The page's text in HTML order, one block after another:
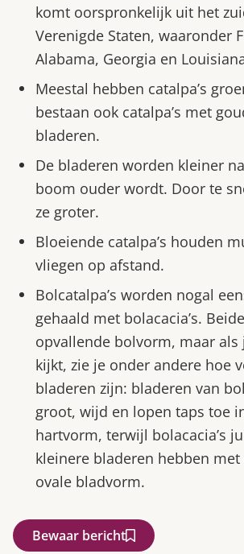
komt oorspronkelijk uit het
Verenigde Staten, waaronder
Alabama, Georgia en
Meestal hebben catalpa’s
bestaan ook catalpa’s met
bladeren.
De bladeren worden kleiner
boom ouder wordt. Door te
ze groter.
Bloeiende catalpa’s houden
vliegen op afstand.
Bolcatalpa’s worden nogal
gehaald met bolacacia’s.
opvallende bolvorm, maar als
kijkt, zie je onder andere hoe
bladeren zijn: bladeren van
groot, wijd en lopen taps toe
hartvorm, terwijl bolacacia’s
kleinere bladeren hebben
ovale bladvorm.
Bewaar bericht